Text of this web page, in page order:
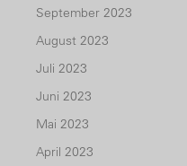
September 2023
August 2023
Juli 2023
Juni 2023
Mai 2023
April 2023